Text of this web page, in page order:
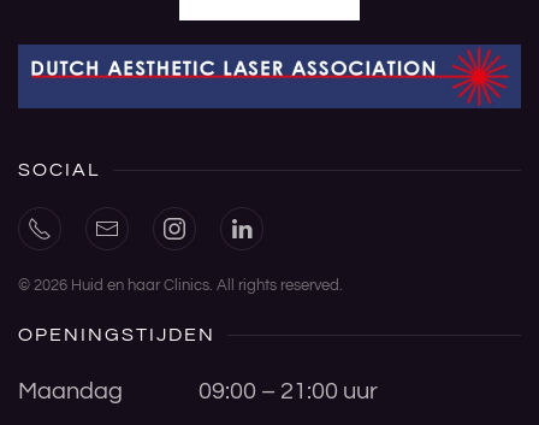
SOCIAL
© 2026 Huid en haar Clinics. All rights reserved.
OPENINGSTIJDEN
Maandag 09:00 – 21:00 uur